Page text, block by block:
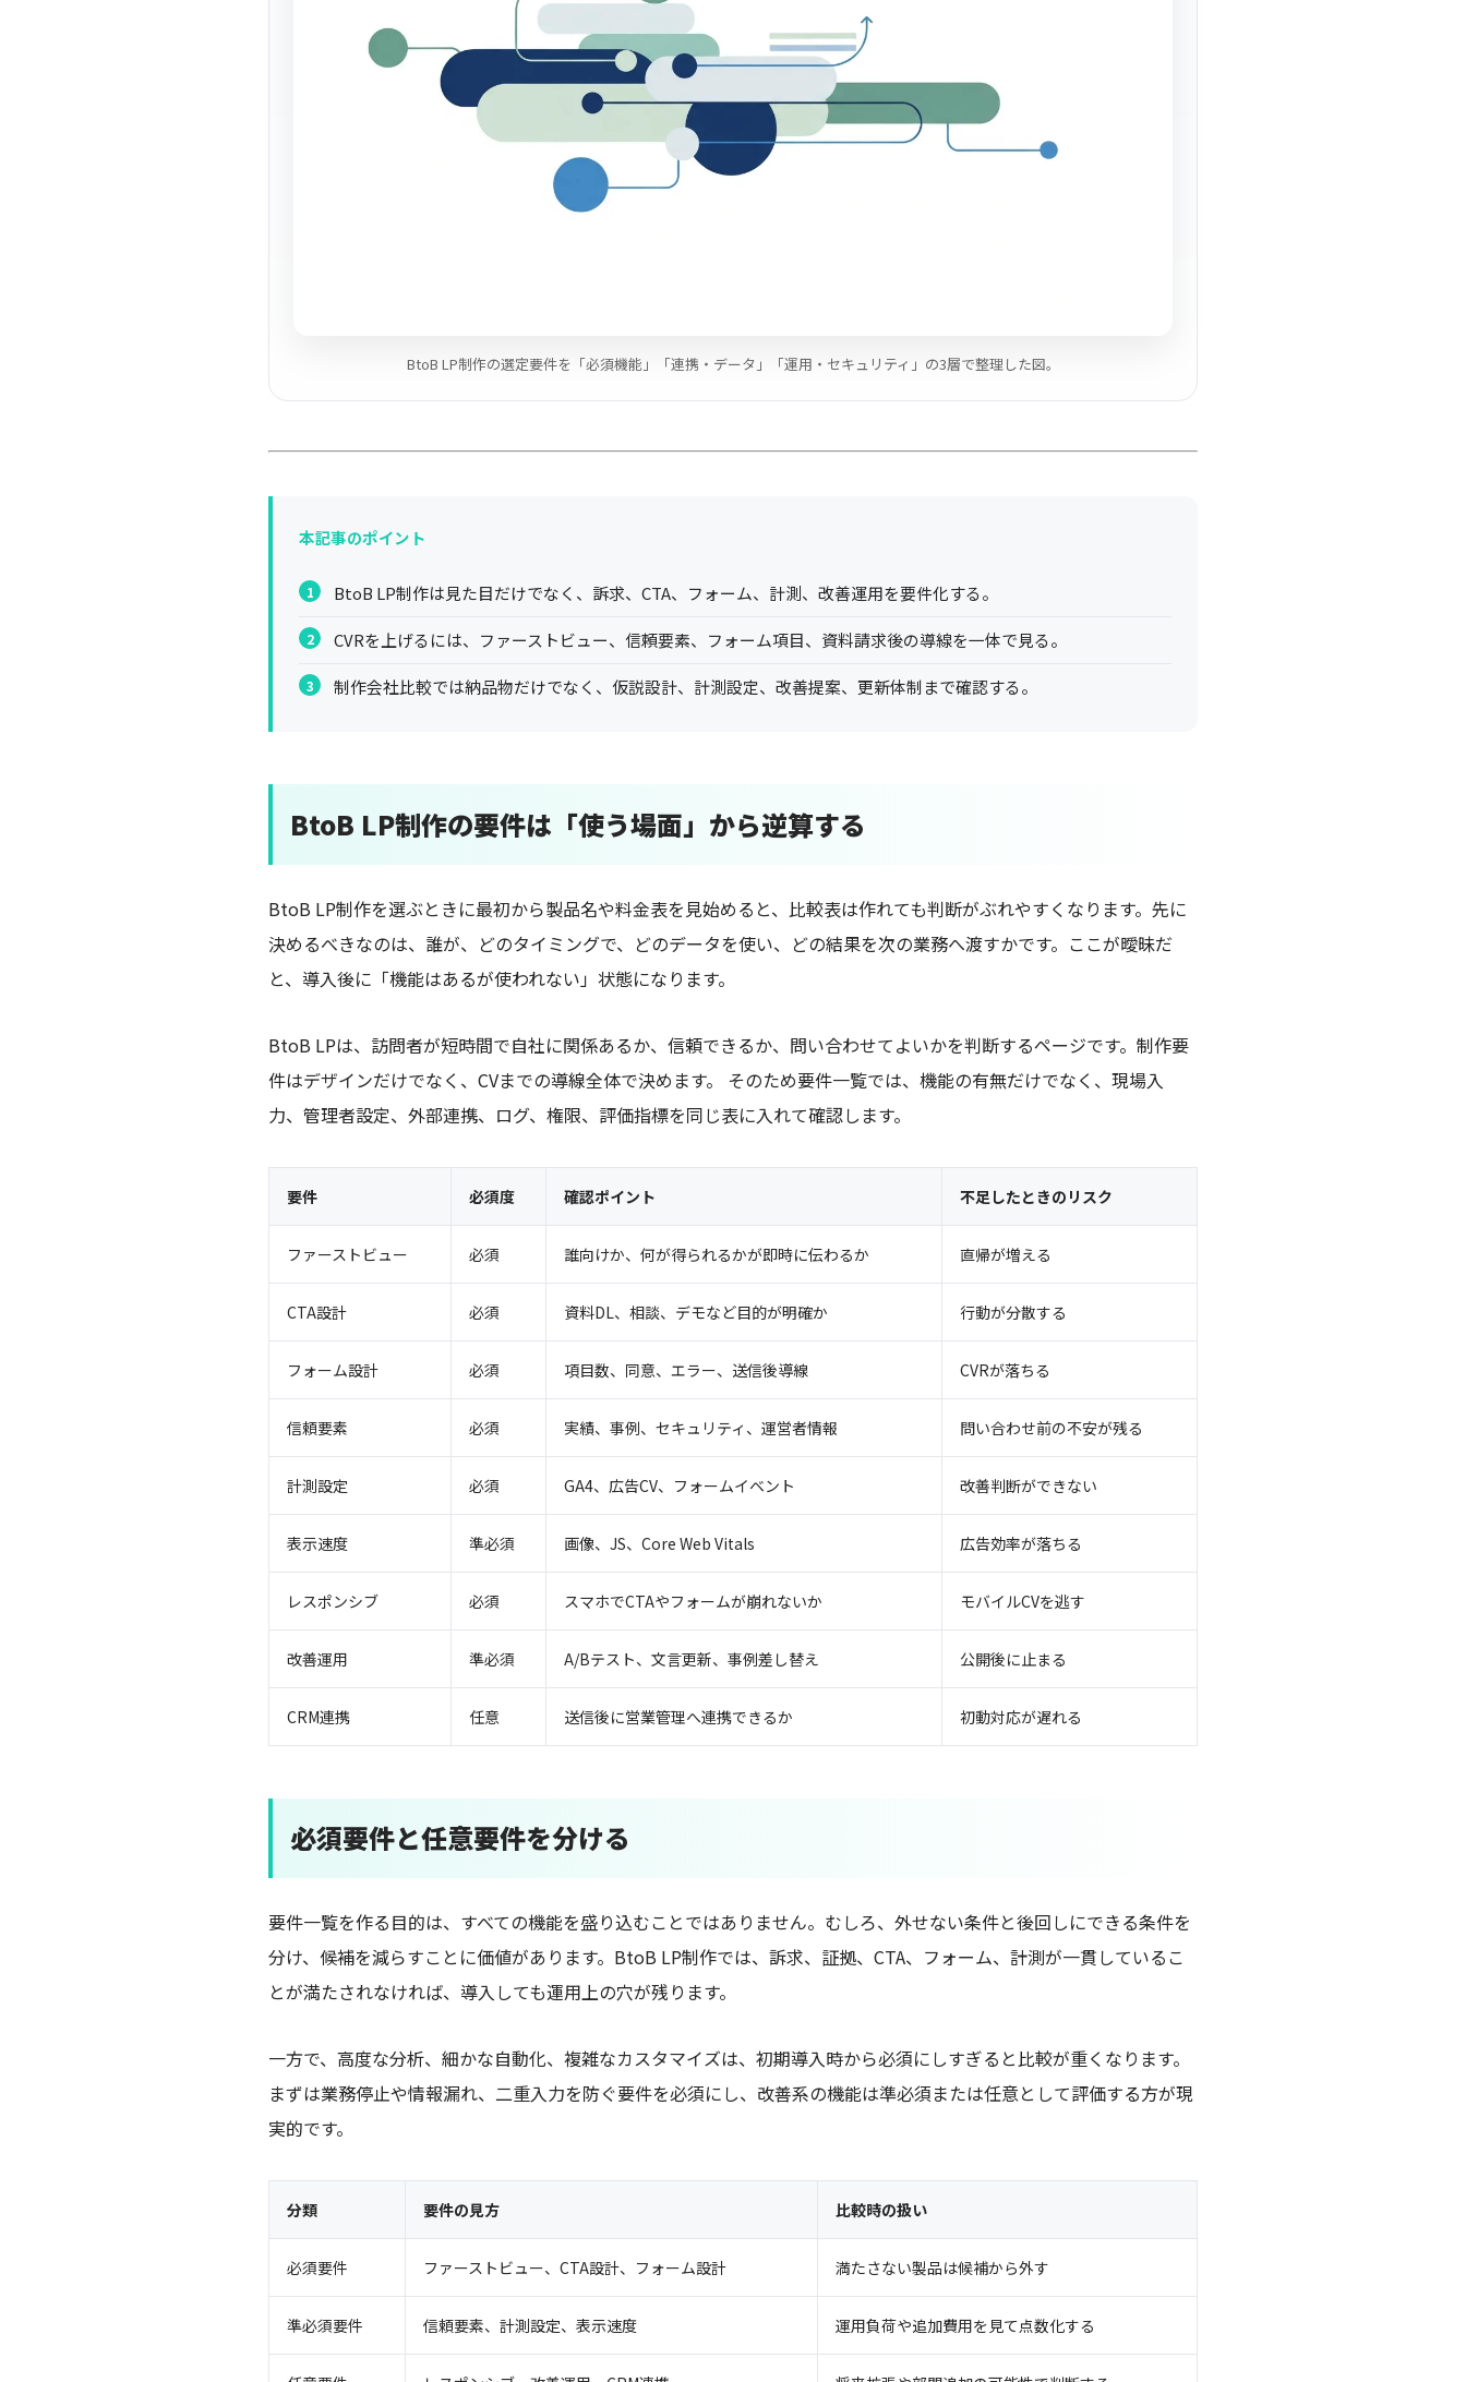
BtoB LP制作の選定要件を「必須機能」「連携・データ」「運用・セキュリティ」の3層で整理した図。
本記事のポイント
BtoB LP制作は見た目だけでなく、訴求、CTA、フォーム、計測、改善運用を要件化する。
CVRを上げるには、ファーストビュー、信頼要素、フォーム項目、資料請求後の導線を一体で見る。
制作会社比較では納品物だけでなく、仮説設計、計測設定、改善提案、更新体制まで確認する。
BtoB LP制作の要件は「使う場面」から逆算する
BtoB LP制作を選ぶときに最初から製品名や料金表を見始めると、比較表は作れても判断がぶれやすくなります。先に
決めるべきなのは、誰が、どのタイミングで、どのデータを使い、どの結果を次の業務へ渡すかです。ここが曖昧だ
と、導入後に「機能はあるが使われない」状態になります。
BtoB LPは、訪問者が短時間で自社に関係あるか、信頼できるか、問い合わせてよいかを判断するページです。制作要
件はデザインだけでなく、CVまでの導線全体で決めます。 そのため要件一覧では、機能の有無だけでなく、現場入
力、管理者設定、外部連携、ログ、権限、評価指標を同じ表に入れて確認します。
要件 必須度 確認ポイント 不足したときのリスク
ファーストビュー 必須 誰向けか、何が得られるかが即時に伝わるか 直帰が増える
CTA設計 必須 資料DL、相談、デモなど目的が明確か 行動が分散する
フォーム設計 必須 項目数、同意、エラー、送信後導線 CVRが落ちる
信頼要素 必須 実績、事例、セキュリティ、運営者情報 問い合わせ前の不安が残る
計測設定 必須 GA4、広告CV、フォームイベント 改善判断ができない
表示速度 準必須 画像、JS、Core Web Vitals 広告効率が落ちる
レスポンシブ 必須 スマホでCTAやフォームが崩れないか モバイルCVを逃す
改善運用 準必須 A/Bテスト、文言更新、事例差し替え 公開後に止まる
CRM連携 任意 送信後に営業管理へ連携できるか 初動対応が遅れる
必須要件と任意要件を分ける
要件一覧を作る目的は、すべての機能を盛り込むことではありません。むしろ、外せない条件と後回しにできる条件を
分け、候補を減らすことに価値があります。BtoB LP制作では、訴求、証拠、CTA、フォーム、計測が一貫しているこ
とが満たされなければ、導入しても運用上の穴が残ります。
一方で、高度な分析、細かな自動化、複雑なカスタマイズは、初期導入時から必須にしすぎると比較が重くなります。
まずは業務停止や情報漏れ、二重入力を防ぐ要件を必須にし、改善系の機能は準必須または任意として評価する方が現
実的です。
分類 要件の見方 比較時の扱い
必須要件 ファーストビュー、CTA設計、フォーム設計 満たさない製品は候補から外す
準必須要件 信頼要素、計測設定、表示速度 運用負荷や追加費用を見て点数化する